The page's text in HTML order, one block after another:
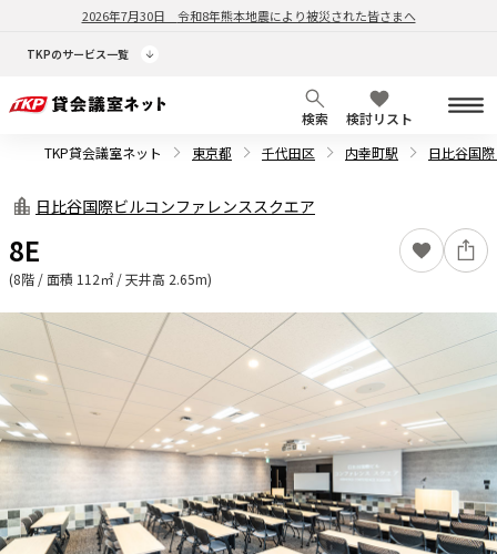
2026年7月30日 令和8年熊本地震により被災された皆さまへ
TKPのサービス一覧
検索
検討リスト
TKP貸会議室ネット
東京都 千代田区 内幸町駅 日比谷国
日比谷国際ビルコンファレンススクエア
8E
(8階 / 面積 112㎡ / 天井高 2.65m)